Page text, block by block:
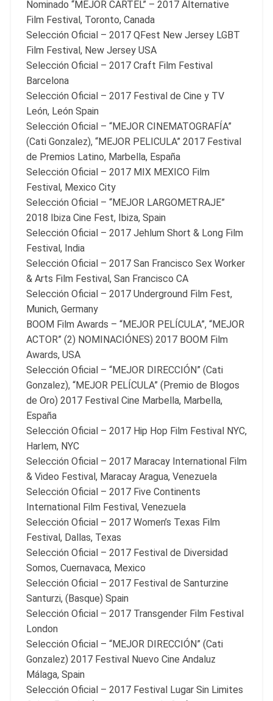
Nominado “MEJOR CARTEL” – 2017 Alternative
Film Festival, Toronto, Canada
Selección Oficial – 2017 QFest New Jersey LGBT
Film Festival, New Jersey USA
Selección Oficial – 2017 Craft Film Festival
Barcelona
Selección Oficial – 2017 Festival de Cine y TV
León, León Spain
Selección Oficial – “MEJOR CINEMATOGRAFÍA”
(Cati Gonzalez), “MEJOR PELICULA” 2017 Festival
de Premios Latino, Marbella, España
Selección Oficial – 2017 MIX MEXICO Film
Festival, Mexico City
Selección Oficial – “MEJOR LARGOMETRAJE”
2018 Ibiza Cine Fest, Ibiza, Spain
Selección Oficial – 2017 Jehlum Short & Long Film
Festival, India
Selección Oficial – 2017 San Francisco Sex Worker
& Arts Film Festival, San Francisco CA
Selección Oficial – 2017 Underground Film Fest,
Munich, Germany
BOOM Film Awards – “MEJOR PELÍCULA”, “MEJOR
ACTOR” (2) NOMINACIÓNES) 2017 BOOM Film
Awards, USA
Selección Oficial – “MEJOR DIRECCIÓN” (Cati
Gonzalez), “MEJOR PELÍCULA” (Premio de Blogos
de Oro) 2017 Festival Cine Marbella, Marbella,
España
Selección Oficial – 2017 Hip Hop Film Festival NYC,
Harlem, NYC
Selección Oficial – 2017 Maracay International Film
& Video Festival, Maracay Aragua, Venezuela
Selección Oficial – 2017 Five Continents
International Film Festival, Venezuela
Selección Oficial – 2017 Women’s Texas Film
Festival, Dallas, Texas
Selección Oficial – 2017 Festival de Diversidad
Somos, Cuernavaca, Mexico
Selección Oficial – 2017 Festival de Santurzine
Santurzi, (Basque) Spain
Selección Oficial – 2017 Transgender Film Festival
London
Selección Oficial – “MEJOR DIRECCIÓN” (Cati
Gonzalez) 2017 Festival Nuevo Cine Andaluz
Málaga, Spain
Selección Oficial – 2017 Festival Lugar Sin Limites